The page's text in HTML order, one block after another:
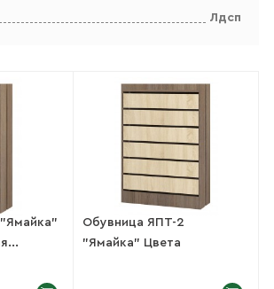
Лдсп
Обувница ЯПТ-2
"Ямайка" Цвета